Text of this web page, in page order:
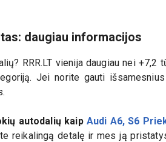
daugiau informacijos
RRR.LT vienija daugiau nei
Jei norite gauti
autodalių kaip Audi A6, S6
reikalingą detalę ir mes ją